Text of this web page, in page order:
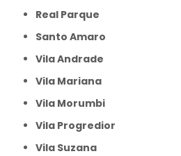
Real Parque
Santo Amaro
Vila Andrade
Vila Mariana
Vila Morumbi
Vila Progredior
Vila Suzana